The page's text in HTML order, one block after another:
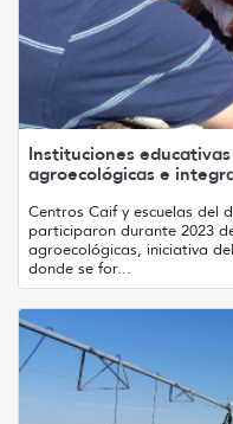
Instituciones
agroecológicas e
Centros Caif y escuelas del
participaron durante 2023
agroecológicas, iniciativa
donde se for...